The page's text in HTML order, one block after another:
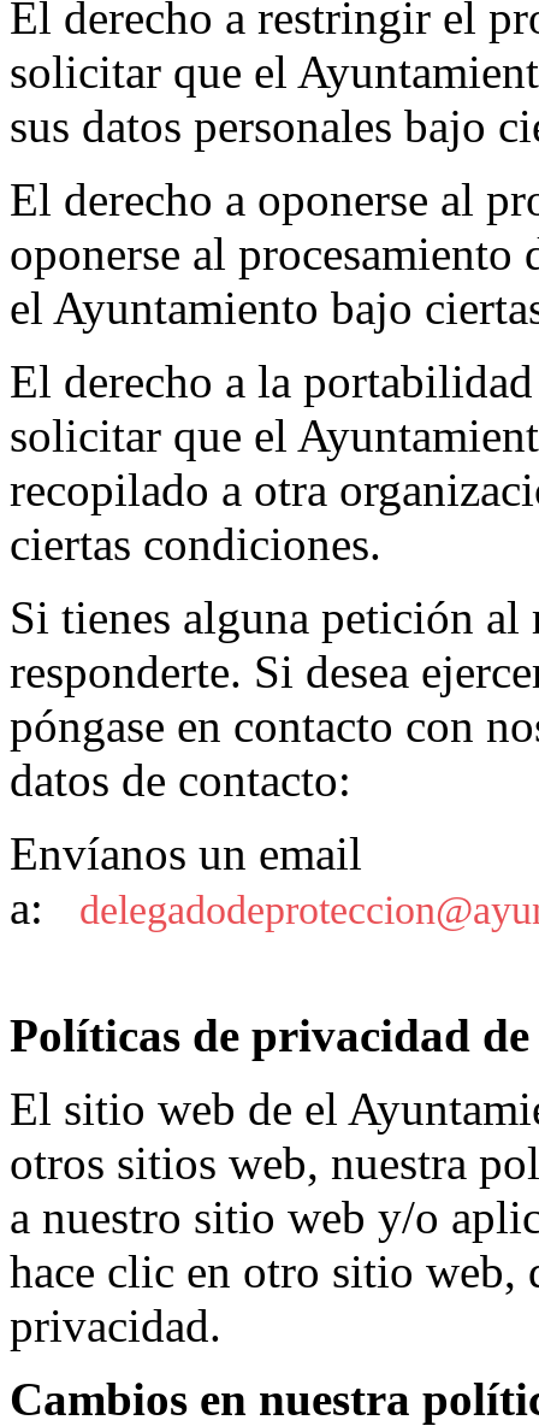
El derecho a restringir el
solicitar que el
sus datos personales bajo
El derecho a oponerse al
oponerse al procesamiento
el Ayuntamiento bajo
El derecho a la
solicitar que el
recopilado a otra
ciertas condiciones.
Si tienes alguna petición al
responderte. Si desea
póngase en contacto con
datos de contacto:
Envíanos un email
a:
Políticas de privacidad
El sitio web de el
otros sitios web, nuestra
a nuestro sitio web y/o
hace clic en otro sitio web,
privacidad.
Cambios en nuestra